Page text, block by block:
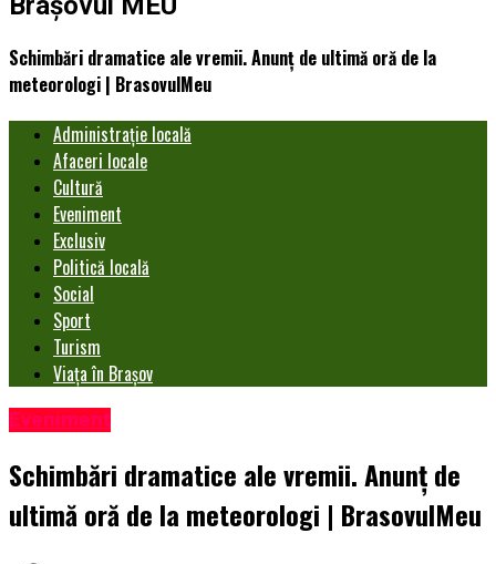
Schimbări dramatice ale vremii. Anunț de ultimă oră de la
meteorologi | BrasovulMeu
Administrație locală
Afaceri locale
Cultură
Eveniment
Exclusiv
Politică locală
Social
Sport
Turism
Viața în Brașov
Eveniment
Schimbări dramatice ale vremii. Anunț de
ultimă oră de la meteorologi | BrasovulMeu